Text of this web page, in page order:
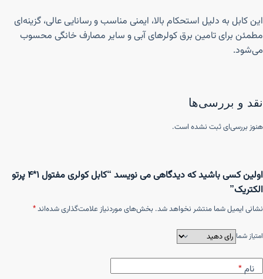
این کابل به دلیل استحکام بالا، ایمنی مناسب و رسانایی عالی، گزینه‌ای
مطمئن برای تامین برق کولرهای آبی و سایر مصارف خانگی محسوب
می‌شود.
نقد و بررسی‌ها
هنوز بررسی‌ای ثبت نشده است.
اولین کسی باشید که دیدگاهی می نویسد “کابل کولری مفتول ۱*۴ پرتو
الکتریک”
نشانی ایمیل شما منتشر نخواهد شد. بخش‌های موردنیاز علامت‌گذاری شده‌اند*
امتیاز شما
نام*